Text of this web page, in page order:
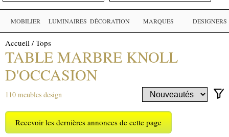
MOBILIER LUMINAIRES DÉCORATION MARQUES DESIGNERS
Accueil /Tops
TABLE MARBRE KNOLL
D'OCCASION
110 meubles design
Recevoir les dernières annonces de cette page